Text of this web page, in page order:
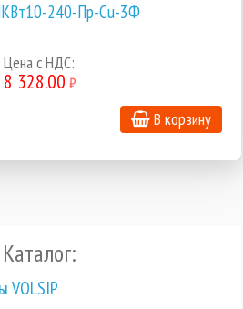
240-Пр-Cu-3Ф
Цена с НДС:
8 328.00 ₽
В корзину
Каталог:
VOLSIP